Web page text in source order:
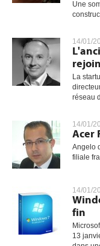
Une
14/01/
La
réseau
14/01/
Acer
Angelo
filiale
14/01/
fin
13